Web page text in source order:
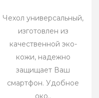
Чехол универсальный,
изготовлен из
качественной эко-
кожи, надежно
защищает Ваш
смартфон. Удобное
око..